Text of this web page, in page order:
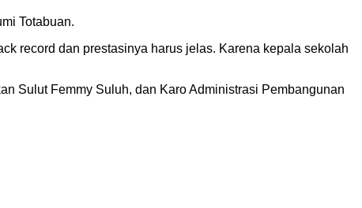
Totabuan.
record dan prestasinya harus jelas. Karena kepala sekolah
Sulut Femmy Suluh, dan Karo Administrasi Pembangunan